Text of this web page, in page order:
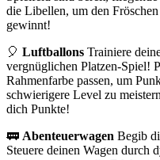
die Libellen, um den
gewinnt!
🎈 Luftballons Trainiere
vergnüglichen Platzen-Spiel!
Rahmenfarbe passen, um
schwierigere Level zu
dich Punkte!
🚃 Abenteuerwagen Begib
Steuere deinen Wagen durch